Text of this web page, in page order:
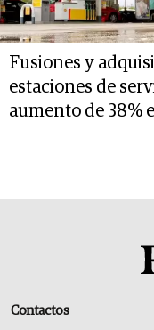
Fusiones y
estaciones de
aumento de 38%
Contactos